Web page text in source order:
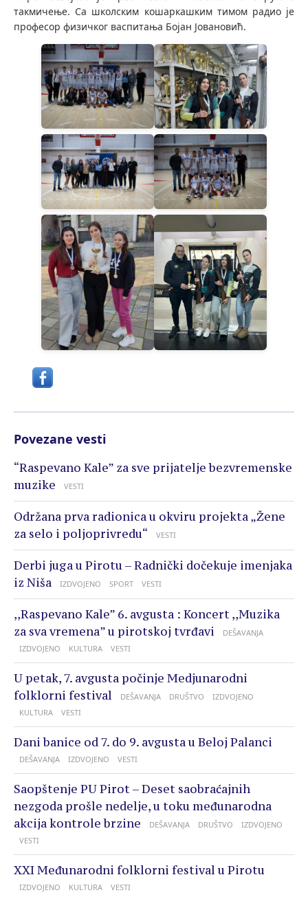
такмичење. Са школским кошаркашким тимом радио је
професор физичког васпитања Бојан Јовановић.
Povezane vesti
“Raspevano Kale” za sve prijatelje bezvremenske
muzike
VESTI
Održana prva radionica u okviru projekta „Žene
za selo i poljoprivredu“
VESTI
Derbi juga u Pirotu – Radnički dočekuje imenjaka
iz Niša
IZDVOJENO SPORT VESTI
,,Raspevano Kale” 6. avgusta : Koncert ,,Muzika
za sva vremena” u pirotskoj tvrđavi
DEŠAVANJA
IZDVOJENO
KULTURA VESTI
U petak, 7. avgusta počinje Medjunarodni
folklorni festival
DEŠAVANJA DRUŠTVO
IZDVOJENO
KULTURA
VESTI
Dani banice od 7. do 9. avgusta u Beloj Palanci
DEŠAVANJA IZDVOJENO VESTI
Saopštenje PU Pirot – Deset saobraćajnih
nezgoda prošle nedelje, u toku međunarodna
akcija kontrole brzine
DEŠAVANJA DRUŠTVO
IZDVOJENO
VESTI
XXI Međunarodni folklorni festival u Pirotu
IZDVOJENO KULTURA VESTI